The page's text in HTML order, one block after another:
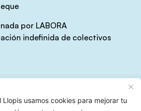
Llopis usamos cookies para mejorar tu
por LABORA
indefinida de colectivos